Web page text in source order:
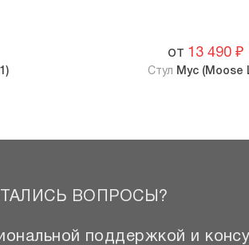
от 13 490 ₽
Стул Мус (Moose
ВОПРОСЫ?
поддержкой и